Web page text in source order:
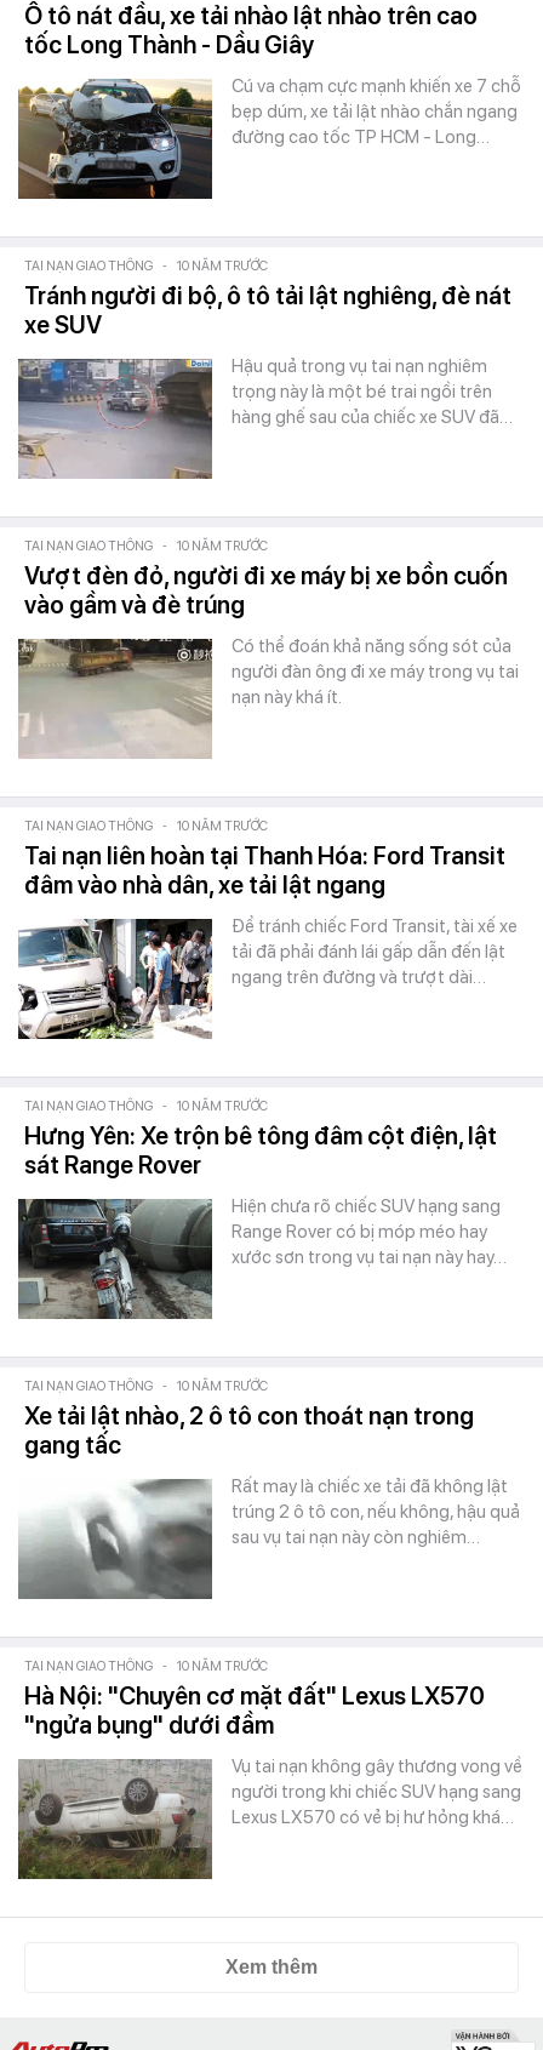
Ô tô nát đầu, xe tải nhào lật nhào trên cao
tốc Long Thành - Dầu Giây
Cú va chạm cực mạnh khiến xe 7 chỗ
bẹp dúm, xe tải lật nhào chắn ngang
đường cao tốc TP HCM - Long…
TAI NẠN GIAO THÔNG - 10 NĂM TRƯỚC
Tránh người đi bộ, ô tô tải lật nghiêng, đè nát
xe SUV
Hậu quả trong vụ tai nạn nghiêm
trọng này là một bé trai ngồi trên
hàng ghế sau của chiếc xe SUV đã…
TAI NẠN GIAO THÔNG - 10 NĂM TRƯỚC
Vượt đèn đỏ, người đi xe máy bị xe bồn cuốn
vào gầm và đè trúng
Có thể đoán khả năng sống sót của
người đàn ông đi xe máy trong vụ tai
nạn này khá ít.
TAI NẠN GIAO THÔNG - 10 NĂM TRƯỚC
Tai nạn liên hoàn tại Thanh Hóa: Ford Transit
đâm vào nhà dân, xe tải lật ngang
Để tránh chiếc Ford Transit, tài xế xe
tải đã phải đánh lái gấp dẫn đến lật
ngang trên đường và trượt dài…
TAI NẠN GIAO THÔNG - 10 NĂM TRƯỚC
Hưng Yên: Xe trộn bê tông đâm cột điện, lật
sát Range Rover
Hiện chưa rõ chiếc SUV hạng sang
Range Rover có bị móp méo hay
xước sơn trong vụ tai nạn này hay…
TAI NẠN GIAO THÔNG - 10 NĂM TRƯỚC
Xe tải lật nhào, 2 ô tô con thoát nạn trong
gang tấc
Rất may là chiếc xe tải đã không lật
trúng 2 ô tô con, nếu không, hậu quả
sau vụ tai nạn này còn nghiêm…
TAI NẠN GIAO THÔNG - 10 NĂM TRƯỚC
Hà Nội: "Chuyên cơ mặt đất" Lexus LX570
"ngửa bụng" dưới đầm
Vụ tai nạn không gây thương vong về
người trong khi chiếc SUV hạng sang
Lexus LX570 có vẻ bị hư hỏng khá…
Xem thêm